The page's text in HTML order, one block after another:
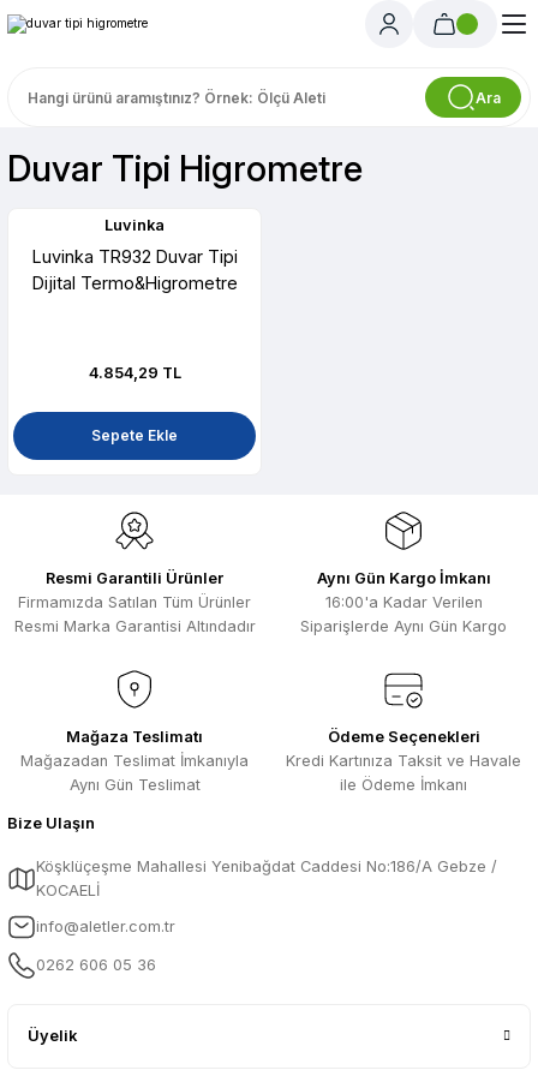
Ara
Duvar Tipi Higrometre
Luvinka
Luvinka TR932 Duvar Tipi
Dijital Termo&Higrometre
4.854,29 TL
Sepete Ekle
Resmi Garantili Ürünler
Firmamızda Satılan Tüm Ürünler
Resmi Marka Garantisi Altındadır
Aynı Gün Kargo İmkanı
16:00'a Kadar Verilen
Siparişlerde Aynı Gün Kargo
Mağaza Teslimatı
Mağazadan Teslimat İmkanıyla
Aynı Gün Teslimat
Ödeme Seçenekleri
Kredi Kartınıza Taksit ve Havale
ile Ödeme İmkanı
Bize Ulaşın
Köşklüçeşme Mahallesi Yenibağdat Caddesi No:186/A Gebze /
KOCAELİ
info@aletler.com.tr
0262 606 05 36
Üyelik